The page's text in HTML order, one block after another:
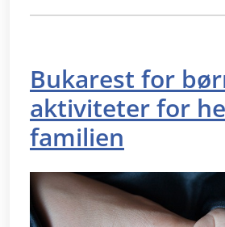
Bukarest for
aktiviteter for
familien